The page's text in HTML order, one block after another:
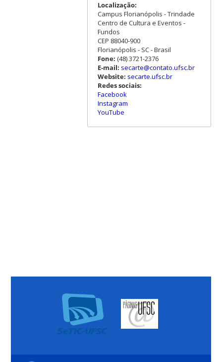
Localização:
Campus Florianópolis - Trindade
Centro de Cultura e Eventos -
Fundos
CEP 88040-900
Florianópolis - SC - Brasil
Fone: (48) 3721-2376
E-mail: secarte@contato.ufsc.br
Website: secarte.ufsc.br
Redes sociais:
Facebook
Instagram
YouTube